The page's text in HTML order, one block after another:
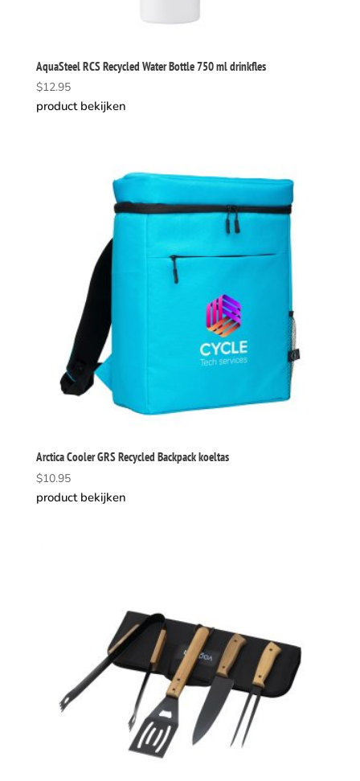
AquaSteel RCS Recycled Water Bottle 750 ml drinkfles
$12.95
product bekijken
Arctica Cooler GRS Recycled Backpack koeltas
$10.95
product bekijken